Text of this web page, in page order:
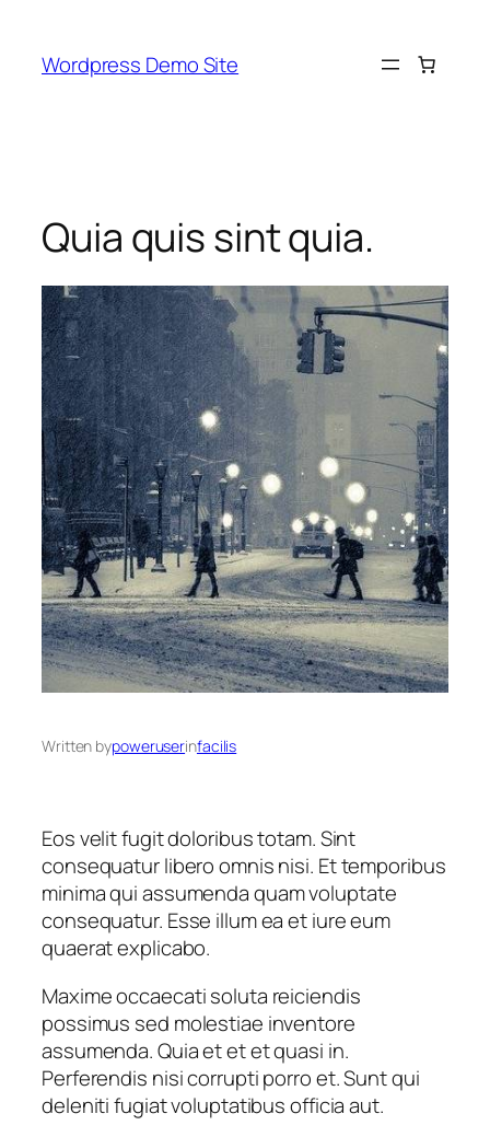
content
Wordpress Demo Site
Quia quis sint quia.
Written bypoweruserinfacilis
Eos velit fugit doloribus totam. Sint
consequatur libero omnis nisi. Et temporibus
minima qui assumenda quam voluptate
consequatur. Esse illum ea et iure eum
quaerat explicabo.
Maxime occaecati soluta reiciendis
possimus sed molestiae inventore
assumenda. Quia et et et quasi in.
Perferendis nisi corrupti porro et. Sunt qui
deleniti fugiat voluptatibus officia aut.